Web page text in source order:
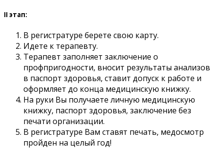
II этап:
В регистратуре берете свою карту.
Идете к терапевту.
Терапевт заполняет заключение о
профпригодности, вносит результаты анализов
в паспорт здоровья, ставит допуск к работе и
оформляет до конца медицинскую книжку.
На руки Вы получаете личную медицинскую
книжку, паспорт здоровья, заключение без
печати организации.
В регистратуре Вам ставят печать, медосмотр
пройден на целый год!